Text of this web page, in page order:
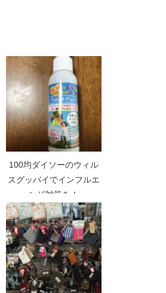
100均ダイソーのウィル
スグッバイでインフルエ
ンザ対策を！